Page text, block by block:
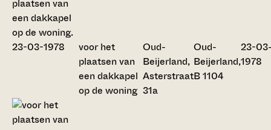
voor het
plaatsen van
een dakkapel
op de woning
Oud-
Beijerland,
Asterstraat
31a
Oud-
Beijerland,
B 1104
23-
1978